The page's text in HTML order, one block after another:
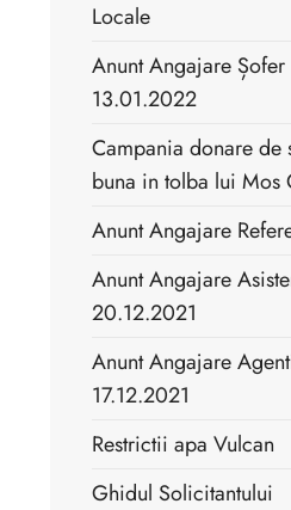
Locale
Anunt Angajare Șofer
13.01.2022
Campania donare de
buna in tolba lui Mos
Anunt Angajare
Anunt Angajare
20.12.2021
Anunt Angajare
17.12.2021
Restrictii apa Vulcan
Ghidul Solicitantului